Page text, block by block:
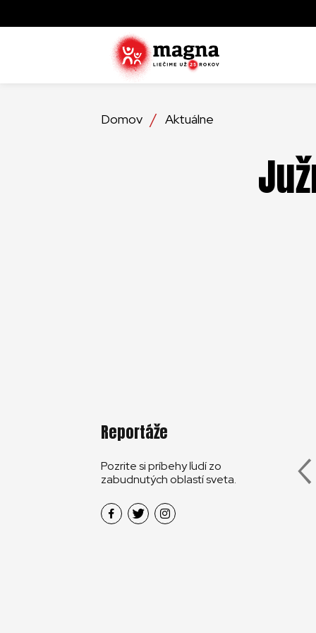
najviac
Objavte,
Detailné
zo
Domov Aktuálne
Reportáže
Pozrite si príbehy ľudí zo
zabudnutých oblastí sveta.
krajina, kde
Haiti: život v stanoch